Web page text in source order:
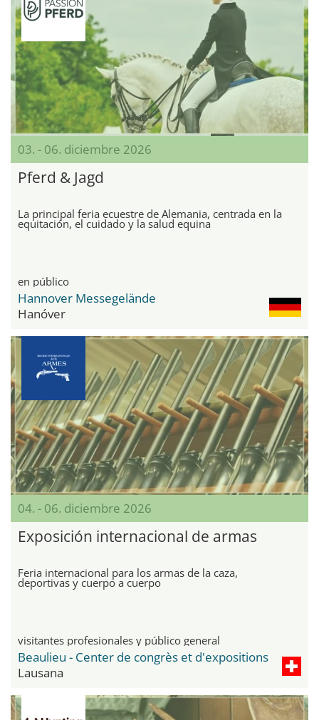
03. - 06. diciembre 2026
Pferd & Jagd
La principal feria ecuestre de Alemania, centrada en la
equitación, el cuidado y la salud equina
en público
Hannover Messegelände
Hanóver
04. - 06. diciembre 2026
Exposición internacional de armas
Feria internacional para los armas de la caza,
deportivas y cuerpo a cuerpo
visitantes profesionales y público general
Beaulieu - Center de congrès et d'expositions
Lausana